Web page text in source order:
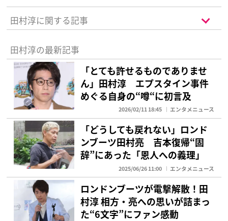
田村淳に関する記事
田村淳の最新記事
「とても許せるものでありませ
ん」田村淳 エプスタイン事件
めぐる自身の“噂“に初言及
2026/02/11 18:45 エンタメニュース
「どうしても戻れない」ロンド
ンブーツ田村亮 吉本復帰“固
辞”にあった「恩人への義理」
2025/06/26 11:00 エンタメニュース
ロンドンブーツが電撃解散！田
村淳 相方・亮への思いが詰まっ
た“6文字”にファン感動